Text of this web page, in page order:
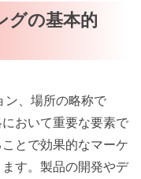
グの基本的
ン、場所の略称で
おいて重要な要素で
とで効果的なマーケ
す。製品の開発やデ